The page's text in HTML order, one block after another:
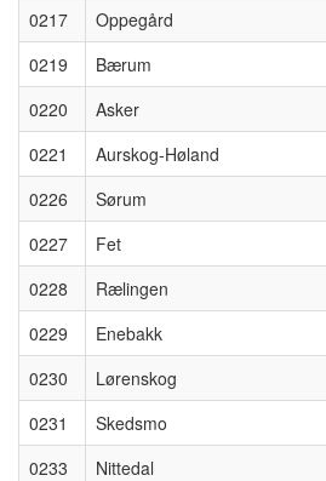
0217
Oppegård
0219
Bærum
0220
Asker
0221
Aurskog-Høland
0226
Sørum
0227
Fet
0228
Rælingen
0229
Enebakk
0230
Lørenskog
0231
Skedsmo
0233
Nittedal